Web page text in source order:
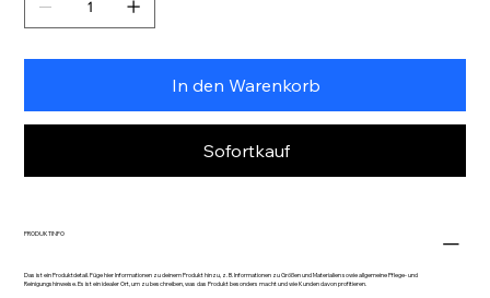
In den Warenkorb
Sofortkauf
PRODUKTINFO
Das ist ein Produktdetail. Füge hier Informationen zu deinem Produkt hinzu, z. B. Informationen zu Größen und Materialien sowie allgemeine Pflege- und
Reinigungshinweise. Es ist ein idealer Ort, um zu beschreiben, was das Produkt besonders macht und wie Kunden davon profitieren.